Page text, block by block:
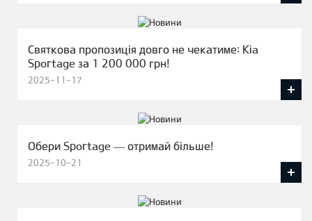
Святкова пропозиція довго не чекатиме: Kia
Sportage за 1 200 000 грн!
2025-11-17
Обери Sportage — отримай більше!
2025-10-21